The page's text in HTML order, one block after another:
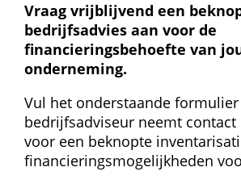
Vraag vrijblijvend een
bedrijfsadvies aan voor de
financieringsbehoefte van
onderneming.
Vul het onderstaande
bedrijfsadviseur neemt contact
voor een beknopte
financieringsmogelijkheden